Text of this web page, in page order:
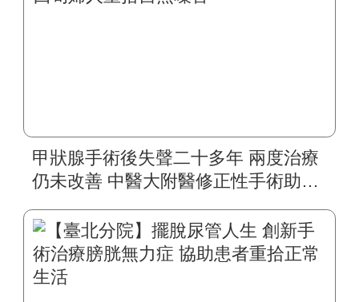
甲狀腺手術後失聲二十多年 兩度治療
仍未改善 中醫大附醫修正性手術助四